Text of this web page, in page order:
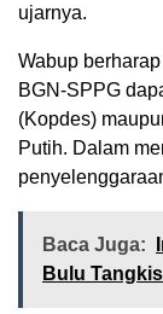
ujarnya.
Wabup
BGN-SPPG
(Kopdes)
Putih. Dalam
Baca Juga:
Bulu